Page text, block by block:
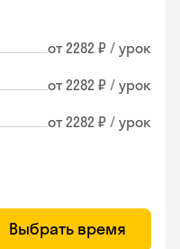
от 2282 ₽ / урок
от 2282 ₽ / урок
от 2282 ₽ / урок
Выбрать время